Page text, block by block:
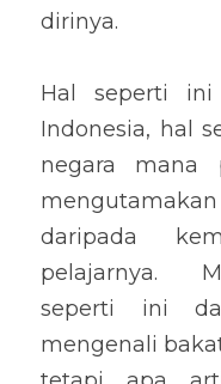
dirinya.
Hal seperti
Indonesia, hal
negara mana
daripada
pelajarnya.
seperti ini
mengenali